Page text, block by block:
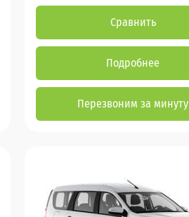
Сравнить
Подробнее
Перезвоним за минуту